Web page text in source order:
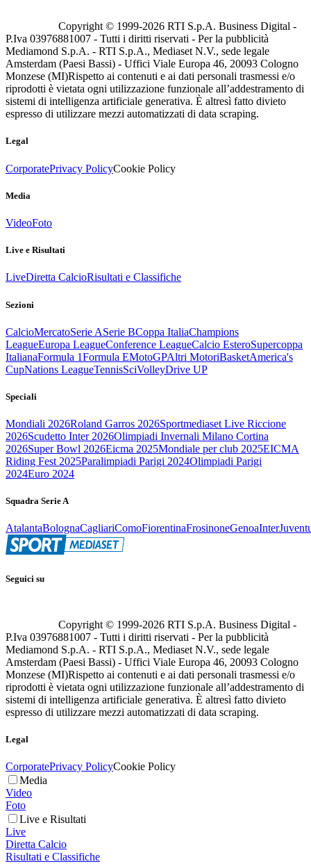
Copyright © 1999-2026 RTI S.p.A. Business Digital -
P.Iva 03976881007 - Tutti i diritti riservati - Per la pubblicità
Mediamond S.p.A. - RTI S.p.A., Mediaset N.V., sede legale
Amsterdam (Paesi Bassi) - Uffici Viale Europa 46, 20093 Cologno
Monzese (MI)Rispetto ai contenuti e ai dati personali trasmessi e/o
riprodotti è vietata ogni utilizzazione funzionale all’addestramento di
sistemi di intelligenza artificiale generativa. È altresì fatto divieto
espresso di utilizzare mezzi automatizzati di data scraping.
Legal
CorporatePrivacy PolicyCookie Policy
Media
VideoFoto
Live e Risultati
LiveDiretta CalcioRisultati e Classifiche
Sezioni
CalcioMercatoSerie ASerie BCoppa ItaliaChampions
LeagueEuropa LeagueConference LeagueCalcio EsteroSupercoppa
ItalianaFormula 1Formula EMotoGPAltri MotoriBasketAmerica's
CupNations LeagueTennisSciVolleyDrive UP
Speciali
Mondiali 2026Roland Garros 2026Sportmediaset Live Riccione
2026Scudetto Inter 2026Olimpiadi Invernali Milano Cortina
2026Super Bowl 2026Eicma 2025Mondiale per club 2025EICMA
Riding Fest 2025Paralimpiadi Parigi 2024Olimpiadi Parigi
2024Euro 2024
Squadra Serie A
AtalantaBolognaCagliariComoFiorentinaFrosinoneGenoaInter
Seguici su
Copyright © 1999-2026 RTI S.p.A. Business Digital -
P.Iva 03976881007 - Tutti i diritti riservati - Per la pubblicità
Mediamond S.p.A. - RTI S.p.A., Mediaset N.V., sede legale
Amsterdam (Paesi Bassi) - Uffici Viale Europa 46, 20093 Cologno
Monzese (MI)Rispetto ai contenuti e ai dati personali trasmessi e/o
riprodotti è vietata ogni utilizzazione funzionale all’addestramento di
sistemi di intelligenza artificiale generativa. È altresì fatto divieto
espresso di utilizzare mezzi automatizzati di data scraping.
Legal
CorporatePrivacy PolicyCookie Policy
Media
Video
Foto
Live e Risultati
Live
Diretta Calcio
Risultati e Classifiche